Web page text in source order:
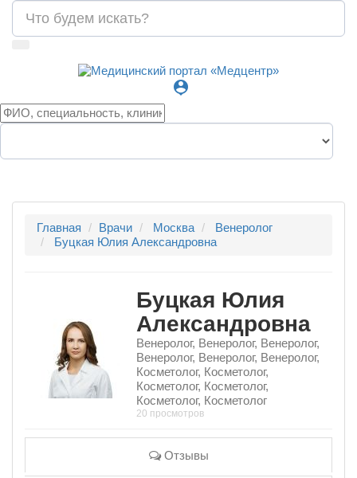
person_pin
Главная Врачи Москва
Венеролог
Буцкая Юлия Александровна
Буцкая Юлия
Александровна
Венеролог, Венеролог, Венеролог,
Венеролог, Венеролог, Венеролог,
Косметолог, Косметолог,
Косметолог, Косметолог,
Косметолог, Косметолог
20 просмотров
Отзывы